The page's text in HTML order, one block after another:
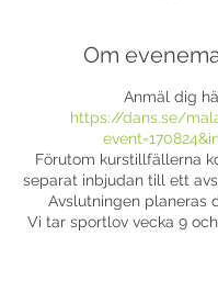
Om
Anmäl dig
https://dans.se/
Förutom kurstillfällerna
separat inbjudan till ett
Avslutningen planeras
Vi tar sportlov vecka 9